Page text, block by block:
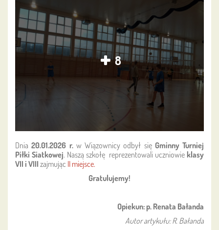
8
Dnia20.01.2026 r.w Wiązownicy odbył się Gminny Turniej
Piłki Siatkowej. Naszą szkołę reprezentowali uczniowie klasy
VII i VIII zajmując II miejsce.
Gratulujemy!
Opiekun: p. Renata Bałanda
Autor artykułu: R. Bałanda